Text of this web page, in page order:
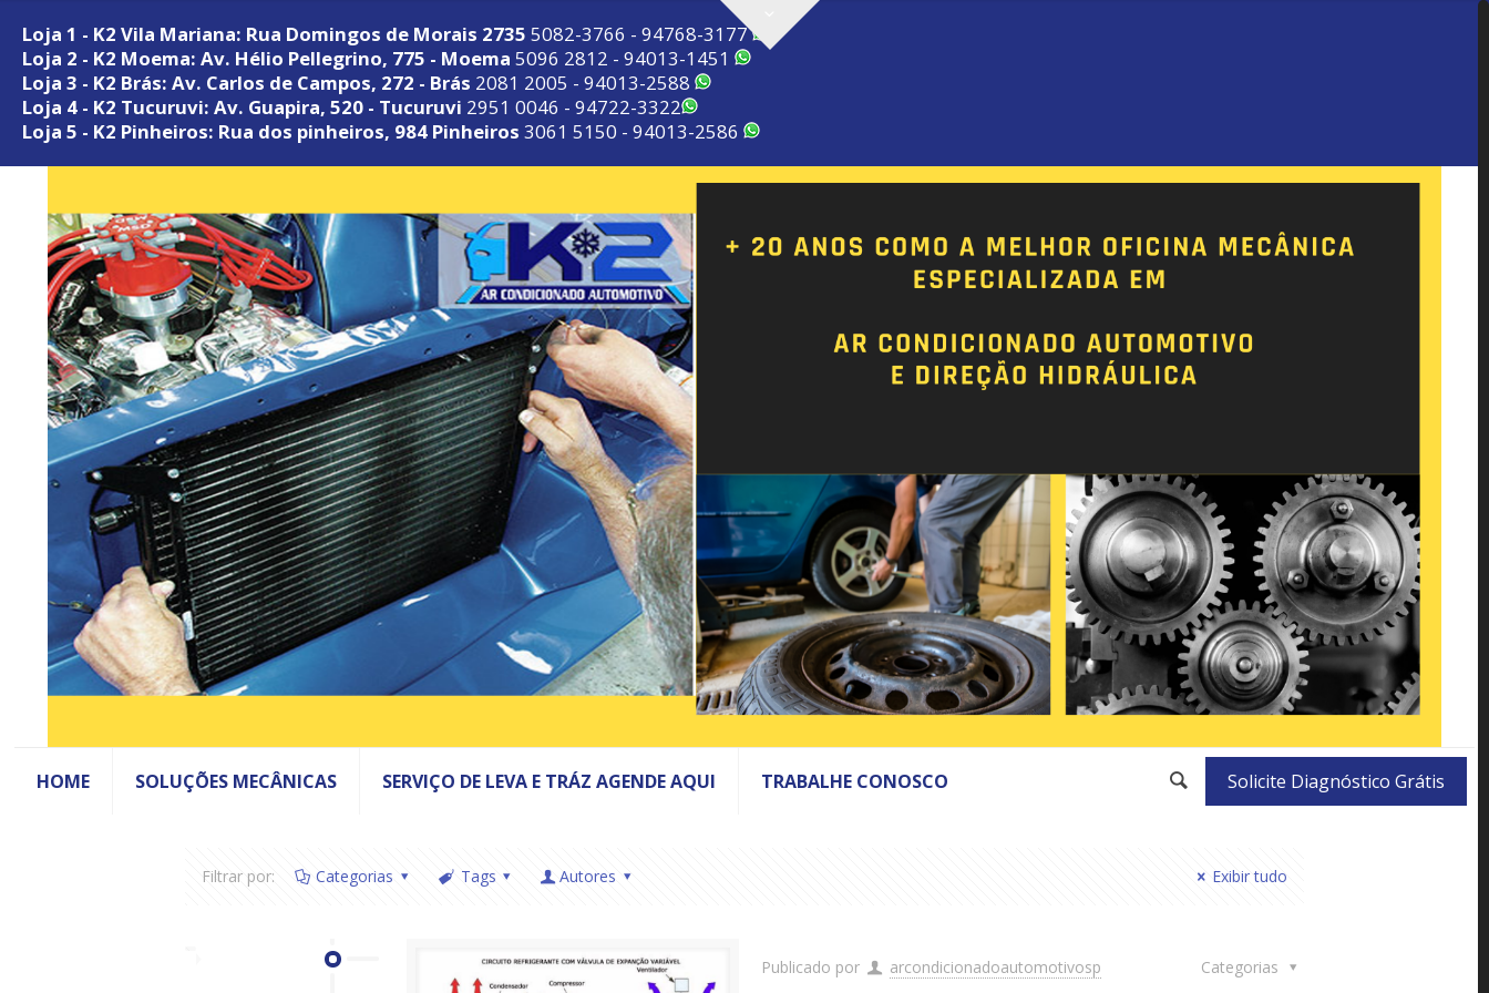
Loja 1 - K2 Vila Mariana: Rua Domingos de Morais 2735 5082-3766 - 94768-3177
Loja 2 - K2 Moema: Av. Hélio Pellegrino, 775 - Moema 5096 2812 - 94013-1451
Loja 3 - K2 Brás: Av. Carlos de Campos, 272 - Brás 2081 2005 - 94013-2588
Loja 4 - K2 Tucuruvi: Av. Guapira, 520 - Tucuruvi 2951 0046 - 94722-3322
Loja 5 - K2 Pinheiros: Rua dos pinheiros, 984 Pinheiros 3061 5150 - 94013-2586
HOME SOLUÇÕES MECÂNICAS SERVIÇO DE LEVA E TRÁZ AGENDE AQUI TRABALHE CONOSCO Solicite Diagnóstico Grátis
Filtrar por: Categorias Tags Autores Exibir tudo
Publicado por arcondicionadoautomotivosp Categorias